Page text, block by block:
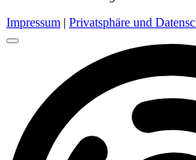
Impressum | Privatsphäre und